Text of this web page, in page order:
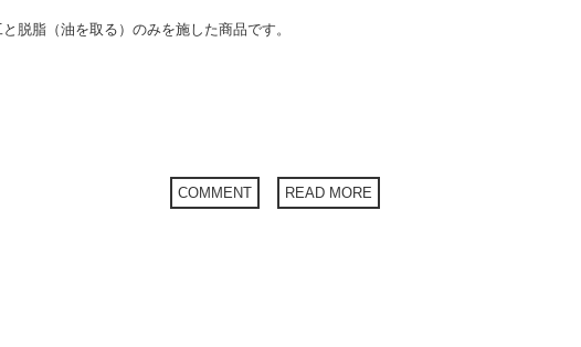
脱脂（油を取る）のみを施した商品です。
COMMENT READ MORE